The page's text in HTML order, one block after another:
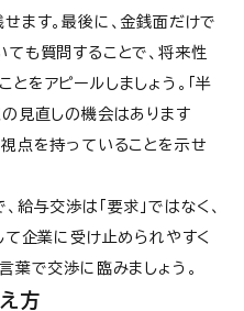
ます。最後に、金銭面だけで
も質問することで、将来性
をアピールしましょう。「半
見直しの機会はあります
点を持っていることを示せ
給与交渉は「要求」ではなく、
て企業に受け止められやすく
葉で交渉に臨みましょう。
方